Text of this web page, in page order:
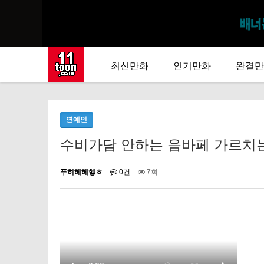
최신만화 인기만화 완결
연예인
수비가담 안하는 음바페 가르치
푸히헤헤햏ㅎ 0건 7회